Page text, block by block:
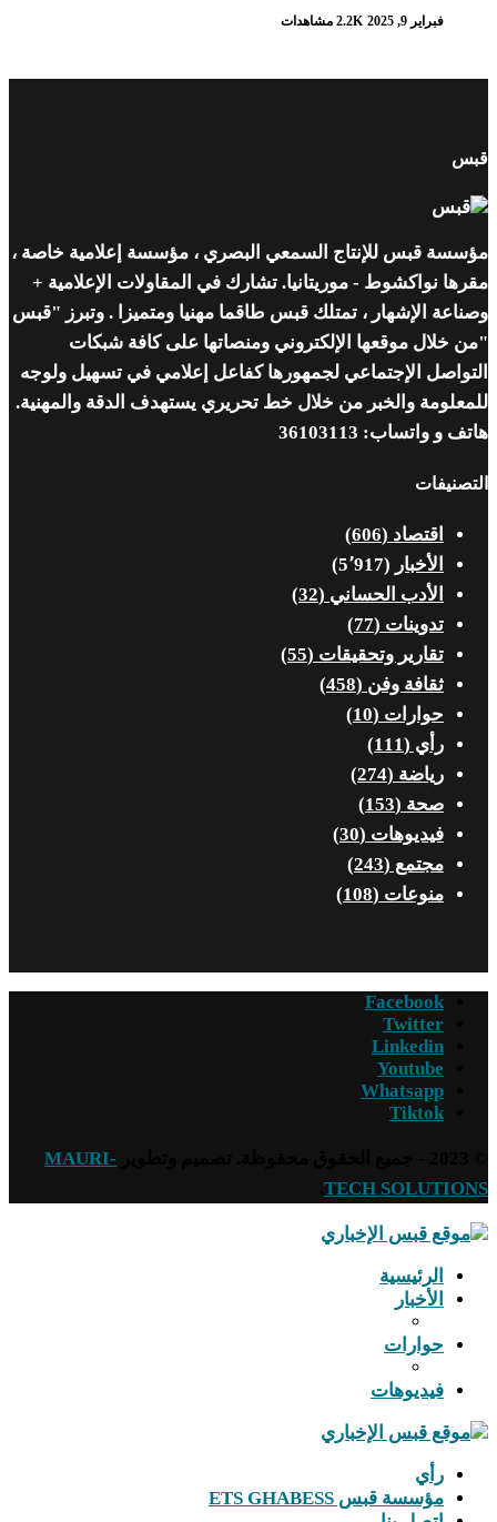
فبراير 9, 2025 2.2K مشاهدات
قبس
مؤسسة قبس للإنتاج السمعي البصري ، مؤسسة إعلامية خاصة ،
مقرها نواكشوط - موريتانيا. تشارك في المقاولات الإعلامية +
وصناعة الإشهار ، تمتلك قبس طاقما مهنيا ومتميزا . وتبرز "قبس
"من خلال موقعها الإلكتروني ومنصاتها على كافة شبكات
التواصل الإجتماعي لجمهورها كفاعل إعلامي في تسهيل ولوجه
للمعلومة والخبر من خلال خط تحريري يستهدف الدقة والمهنية.
هاتف و واتساب: 36103113
التصنيفات
اقتصاد (606)
الأخبار (5٬917)
الأدب الحساني (32)
تدوينات (77)
تقارير وتحقيقات (55)
ثقافة وفن (458)
حوارات (10)
رأي (111)
رياضة (274)
صحة (153)
فيديوهات (30)
مجتمع (243)
منوعات (108)
Facebook
Twitter
Linkedin
Youtube
Whatsapp
Tiktok
MAURI-
TECH SOLUTIONS
الرئيسية
الأخبار
حوارات
فيديوهات
رأي
مؤسسة قبس ETS GHABESS